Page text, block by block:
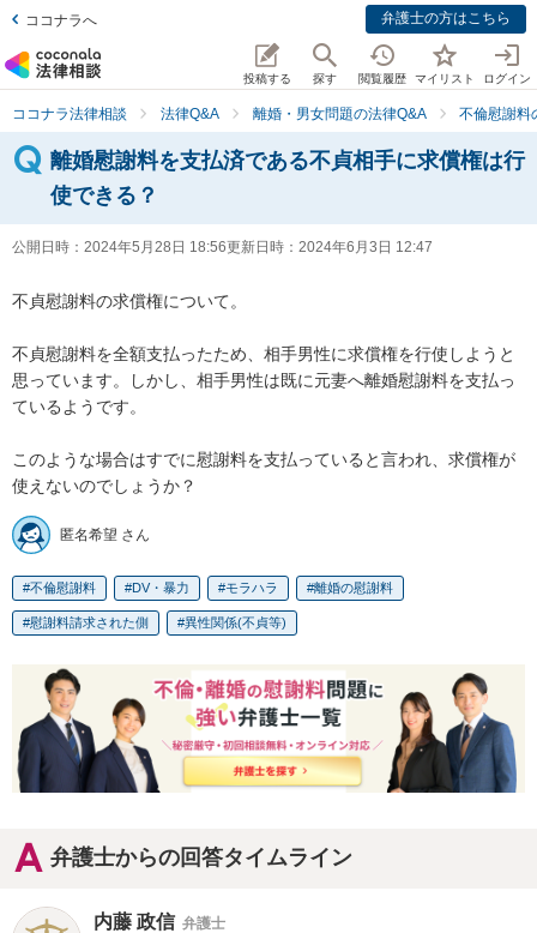
ココナラへ 弁護士の方はこちら
投稿する 探す 閲覧履歴 マイリスト ログイン
ココナラ法律相談 法律Q&A 離婚・男女問題の法律Q&A 不倫慰謝料
離婚慰謝料を支払済である不貞相手に求償権は行
使できる？
公開日時： 2024年5月28日 18:56更新日時： 2024年6月3日 12:47
不貞慰謝料の求償権について。
不貞慰謝料を全額支払ったため、相手男性に求償権を行使しようと
思っています。しかし、相手男性は既に元妻へ離婚慰謝料を支払っ
ているようです。
このような場合はすでに慰謝料を支払っていると言われ、求償権が
使えないのでしょうか？
匿名希望 さん
不倫慰謝料 DV・暴力 モラハラ 離婚の慰謝料
慰謝料請求された側 異性関係(不貞等)
弁護士からの回答タイムライン
内藤 政信 弁護士